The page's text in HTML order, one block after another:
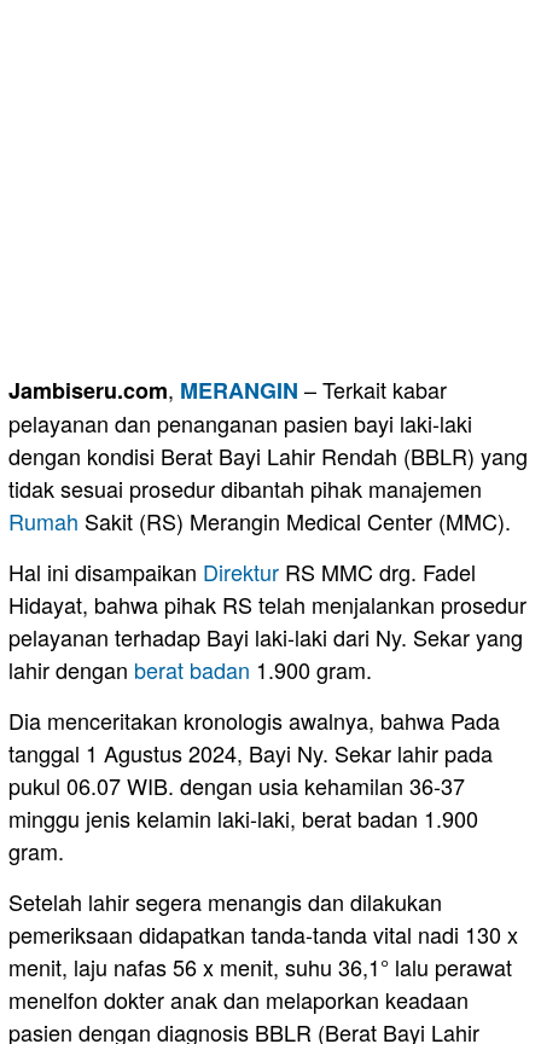
Jambiseru.com, MERANGIN – Terkait kabar
pelayanan dan penanganan pasien bayi laki-laki
dengan kondisi Berat Bayi Lahir Rendah (BBLR) yang
tidak sesuai prosedur dibantah pihak manajemen
Rumah Sakit (RS) Merangin Medical Center (MMC).
Hal ini disampaikan Direktur RS MMC drg. Fadel
Hidayat, bahwa pihak RS telah menjalankan prosedur
pelayanan terhadap Bayi laki-laki dari Ny. Sekar yang
lahir dengan berat badan 1.900 gram.
Dia menceritakan kronologis awalnya, bahwa Pada
tanggal 1 Agustus 2024, Bayi Ny. Sekar lahir pada
pukul 06.07 WIB. dengan usia kehamilan 36-37
minggu jenis kelamin laki-laki, berat badan 1.900
gram.
Setelah lahir segera menangis dan dilakukan
pemeriksaan didapatkan tanda-tanda vital nadi 130 x
menit, laju nafas 56 x menit, suhu 36,1° lalu perawat
menelfon dokter anak dan melaporkan keadaan
pasien dengan diagnosis BBLR (Berat Bayi Lahir